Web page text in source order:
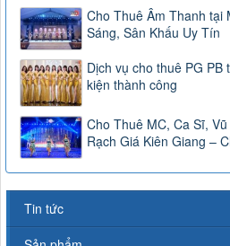
Cho Thuê Âm Thanh tại
Sáng, Sân Khấu Uy Tín
Dịch vụ cho thuê PG
kiện thành công
Cho Thuê MC, Ca Sĩ,
Rạch Giá Kiên Giang –
Tin tức